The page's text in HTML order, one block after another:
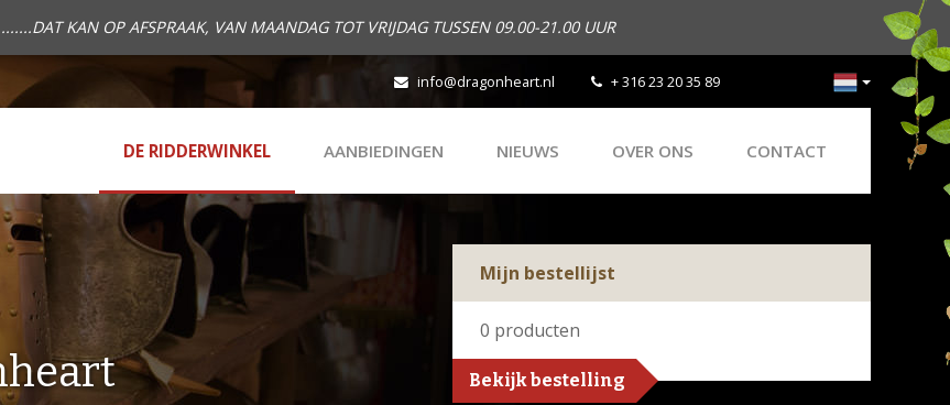
KAN OP AFSPRAAK, VAN MAANDAG TOT VRIJDAG TUSSEN 09.00-21.00 UUR
info@dragonheart.nl + 316 23 20 35 89
DE RIDDERWINKEL AANBIEDINGEN NIEUWS OVER ONS CONTACT
Mijn bestellijst
0 producten
Bekijk bestelling